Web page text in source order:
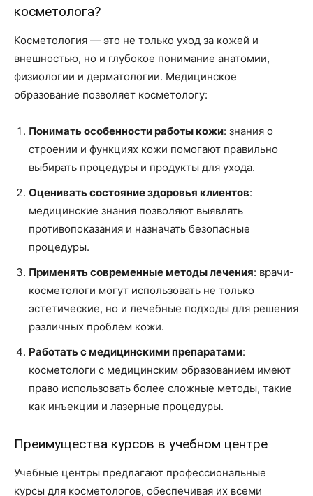
косметолога?
Косметология — это не только уход за кожей и
внешностью, но и глубокое понимание анатомии,
физиологии и дерматологии. Медицинское
образование позволяет косметологу:
Понимать особенности работы кожи: знания о
строении и функциях кожи помогают правильно
выбирать процедуры и продукты для ухода.
Оценивать состояние здоровья клиентов:
медицинские знания позволяют выявлять
противопоказания и назначать безопасные
процедуры.
Применять современные методы лечения: врачи-
косметологи могут использовать не только
эстетические, но и лечебные подходы для решения
различных проблем кожи.
Работать с медицинскими препаратами:
косметологи с медицинским образованием имеют
право использовать более сложные методы, такие
как инъекции и лазерные процедуры.
Преимущества курсов в учебном центре
Учебные центры предлагают профессиональные
курсы для косметологов, обеспечивая их всеми